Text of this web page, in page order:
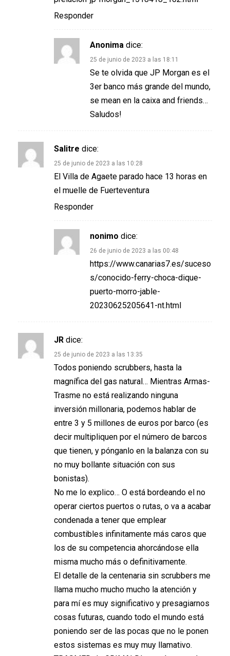
Responder
Anonima dice:
25 de junio de 2023 a las 18:11
Se te olvida que JP Morgan es el
3er banco más grande del mundo,
se mean en la caixa and friends…
Saludos!
Salitre dice:
25 de junio de 2023 a las 10:28
El Villa de Agaete parado hace 13 horas en
el muelle de Fuerteventura
Responder
nonimo dice:
26 de junio de 2023 a las 00:48
https://www.canarias7.es/suceso
s/conocido-ferry-choca-dique-
puerto-morro-jable-
20230625205641-nt.html
JR dice:
25 de junio de 2023 a las 13:35
Todos poniendo scrubbers, hasta la
magnífica del gas natural… Mientras Armas-
Trasme no está realizando ninguna
inversión millonaria, podemos hablar de
entre 3 y 5 millones de euros por barco (es
decir multipliquen por el número de barcos
que tienen, y pónganlo en la balanza con su
no muy bollante situación con sus
bonistas).
No me lo explico… O está bordeando el no
operar ciertos puertos o rutas, o va a acabar
condenada a tener que emplear
combustibles infinitamente más caros que
los de su competencia ahorcándose ella
misma mucho más o definitivamente.
El detalle de la centenaria sin scrubbers me
llama mucho mucho mucho la atención y
para mí es muy significativo y presagiarnos
cosas futuras, cuando todo el mundo está
poniendo ser de las pocas que no le ponen
estos sistemas es muy muy llamativo.